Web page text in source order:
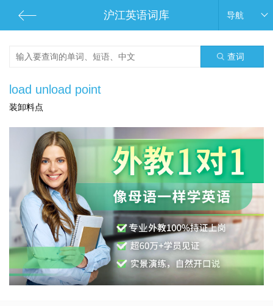
沪江英语词库 导航
查词
load unload point
装卸料点